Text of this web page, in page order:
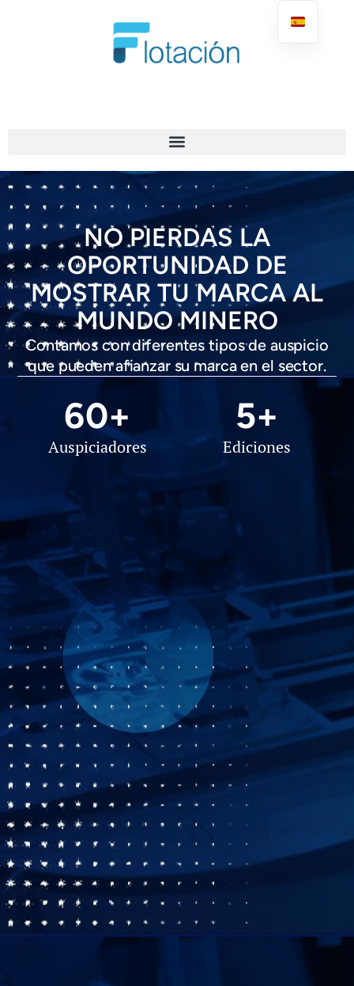
NO PIERDAS LA
OPORTUNIDAD DE
MOSTRAR TU MARCA AL
MUNDO MINERO
Contamos con diferentes tipos de auspicio
que pueden afianzar su marca en el sector.
Auspiciadores
60+
Ediciones
5+